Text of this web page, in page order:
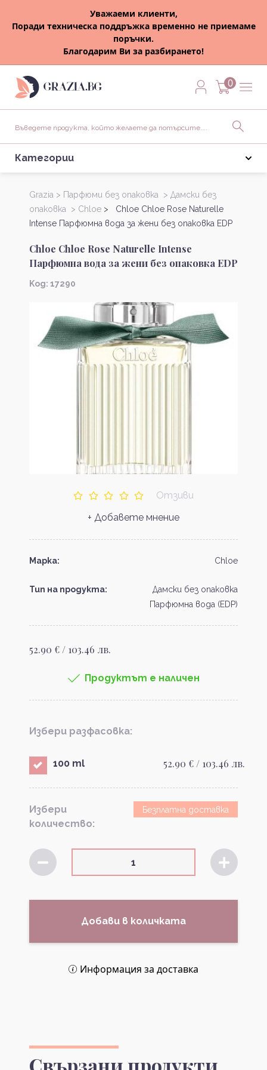
Уважаеми клиенти,
Поради техническа поддръжка временно не приемаме
поръчки.
Благодарим Ви за разбирането!
0
Категории
Grazia > Парфюми без опаковка > Дамски без
опаковка > Chloe > Chloe Chloe Rose Naturelle
Intense Парфюмна вода за жени без опаковка EDP
Chloe Chloe Rose Naturelle Intense
Парфюмна вода за жени без опаковка EDP
Kод: 17290
Отзиви
+ Добавете мнение
Марка: Chloe
Тип на продукта:
Дамски без опаковка
Парфюмна вода (EDP)
52.90 € / 103.46 лв.
Продуктът е наличен
Избери разфасовка:
100 ml 52.90 € / 103.46 лв.
Избери
количество:
Безплатна доставка
Добави в количката
Информация за доставка